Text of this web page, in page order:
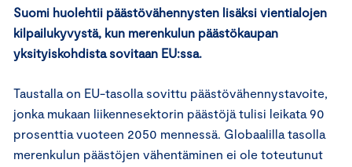
Suomi huolehtii päästövähennysten lisäksi vientialojen
kilpailukyvystä, kun merenkulun päästökaupan
yksityiskohdista sovitaan EU:ssa.
Taustalla on EU-tasolla sovittu päästövähennystavoite,
jonka mukaan liikennesektorin päästöjä tulisi leikata 90
prosenttia vuoteen 2050 mennessä. Globaalilla tasolla
merenkulun päästöjen vähentäminen ei ole toteutunut